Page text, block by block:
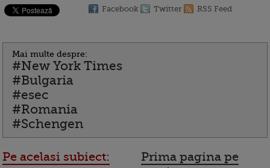
Facebook Twitter RSS Feed
Mai multe despre:
#New York Times
#Bulgaria
#esec
#Romania
#Schengen
Pe acelasi subiect:
Prima pagina pe